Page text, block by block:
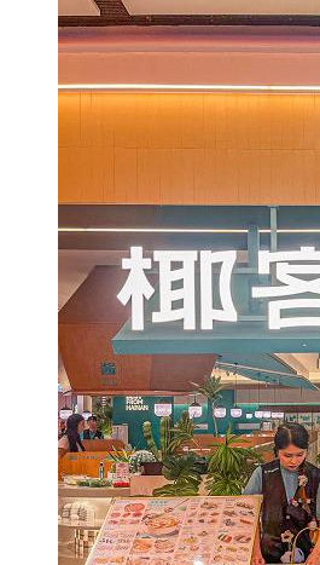
很多小
来玩耍
们都喜
乐此不
同样是